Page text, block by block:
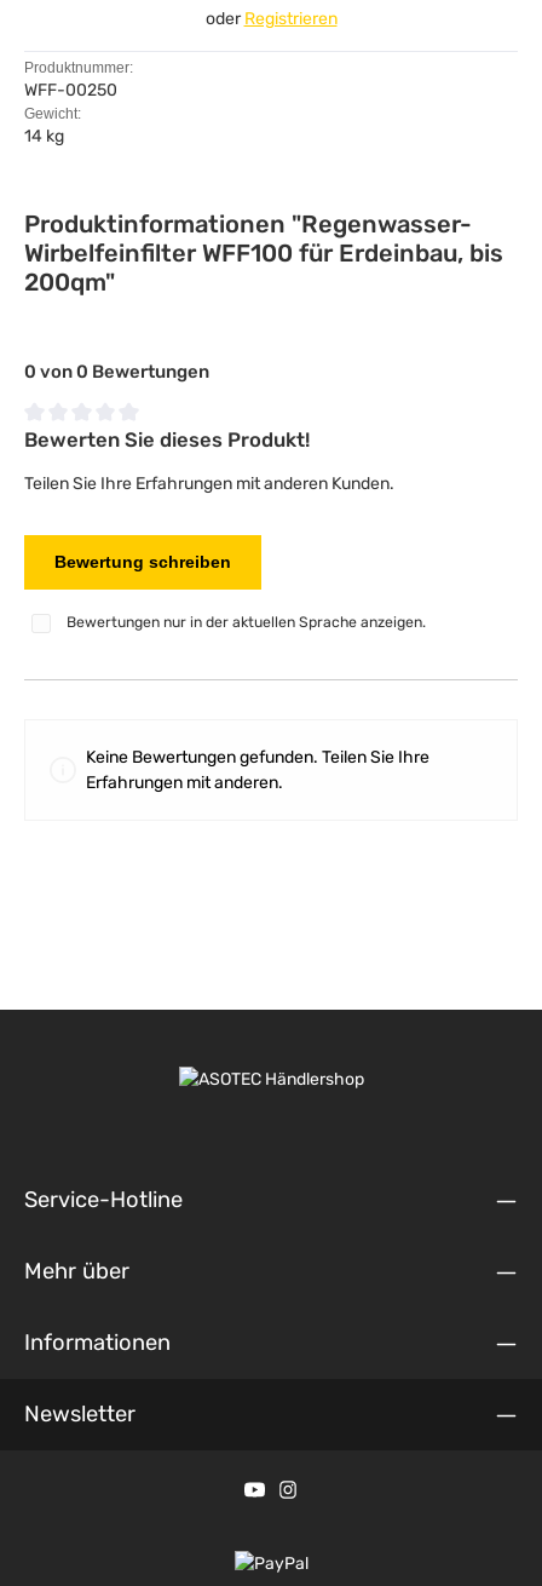
oderRegistrieren
Produktnummer:
WFF-00250
Gewicht:
14 kg
Produktinformationen "Regenwasser-
Wirbelfeinfilter WFF100 für Erdeinbau, bis
200qm"
0 von 0 Bewertungen
Durchschnittliche Bewertung von 0 von 5 Sternen
Bewerten Sie dieses Produkt!
Teilen Sie Ihre Erfahrungen mit anderen Kunden.
Bewertung schreiben
Bewertungen nur in der aktuellen Sprache anzeigen.
Keine Bewertungen gefunden. Teilen Sie Ihre
Erfahrungen mit anderen.
Service-Hotline
Mehr über
Informationen
Newsletter